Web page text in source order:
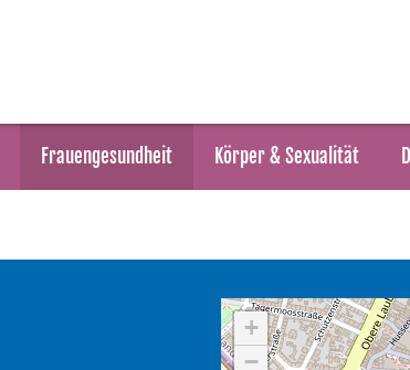
Frauengesundheit Körper & Sexualität
+
−